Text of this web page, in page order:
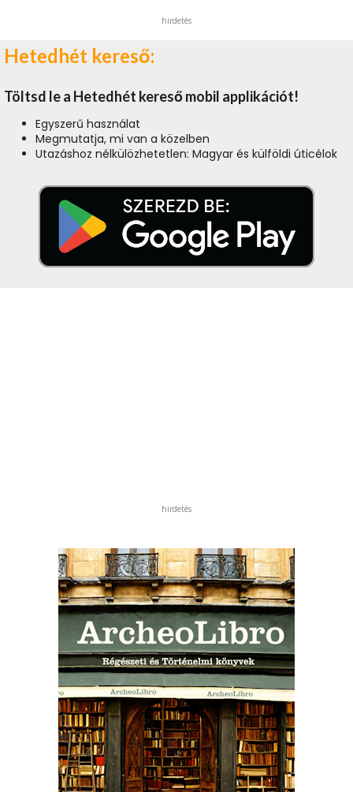
hirdetés
Hetedhét kereső:
Töltsd le a Hetedhét kereső mobil applikációt!
Egyszerű használat
Megmutatja, mi van a közelben
Utazáshoz nélkülözhetetlen: Magyar és külföldi úticélok
hirdetés